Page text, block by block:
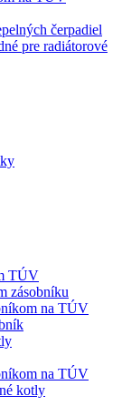
čerpadiel
pre radiátorové
TÚV
zásobníku
na TÚV
na TÚV
kotly